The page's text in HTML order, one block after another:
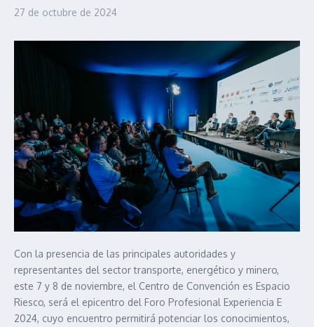
27 de octubre de 2024
Con la presencia de las principales autoridades y
representantes del sector transporte, energético y minero,
este 7 y 8 de noviembre, el Centro de Convención es Espacio
Riesco, será el epicentro del Foro Profesional Experiencia E
2024, cuyo encuentro permitirá potenciar los conocimientos,